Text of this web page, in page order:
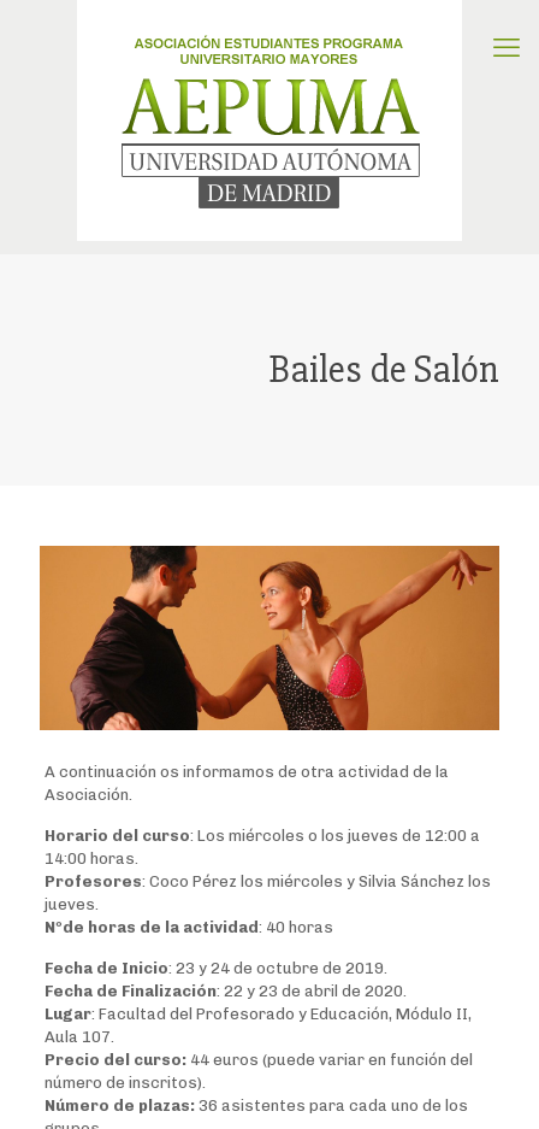
Bailes de Salón
A continuación os informamos de otra actividad de la
Asociación.
Horario del curso: Los miércoles o los jueves de 12:00 a
14:00 horas.
Profesores: Coco Pérez los miércoles y Silvia Sánchez los
jueves.
Nºde horas de la actividad : 40 horas
Fecha de Inicio: 23 y 24 de octubre de 2019.
Fecha de Finalización: 22 y 23 de abril de 2020.
Lugar: Facultad del Profesorado y Educación, Módulo II,
Aula 107.
Precio del curso:44 euros (puede variar en función del
número de inscritos).
Número de plazas:36 asistentes para cada uno de los